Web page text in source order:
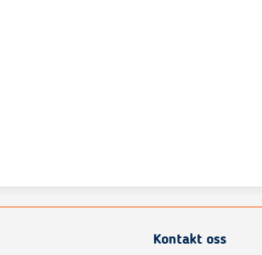
Kontakt oss